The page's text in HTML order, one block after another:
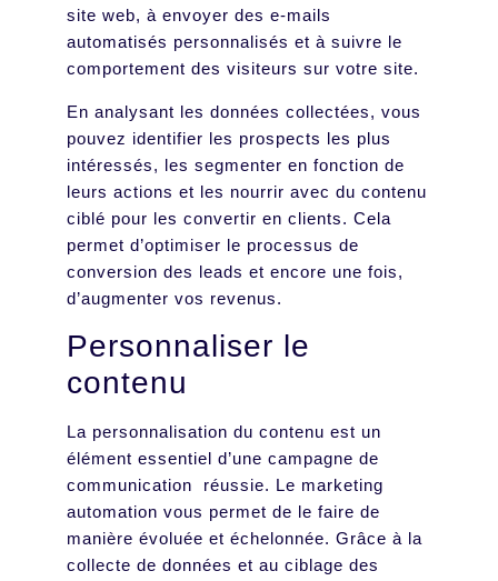
site web, à envoyer des e-mails
automatisés personnalisés et à suivre le
comportement des visiteurs sur votre site.
En analysant les données collectées, vous
pouvez identifier les prospects les plus
intéressés, les segmenter en fonction de
leurs actions et les nourrir avec du contenu
ciblé pour les convertir en clients. Cela
permet d’optimiser le processus de
conversion des leads et encore une fois,
d’augmenter vos revenus.
Personnaliser le
contenu
La personnalisation du contenu est un
élément essentiel d’une campagne de
communication réussie. Le marketing
automation vous permet de le faire de
manière évoluée et échelonnée. Grâce à la
collecte de données et au ciblage des